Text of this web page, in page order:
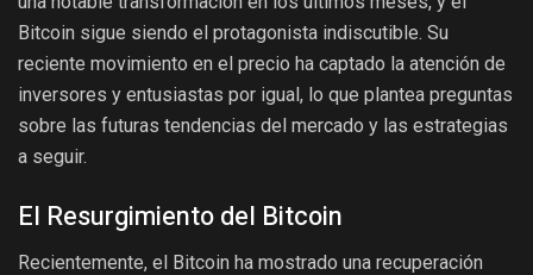
Bitcoin sigue siendo el protagonista indiscutible. Su
reciente movimiento en el precio ha captado la atención de
inversores y entusiastas por igual, lo que plantea preguntas
sobre las futuras tendencias del mercado y las estrategias
a seguir.
El Resurgimiento del Bitcoin
Recientemente, el Bitcoin ha mostrado una recuperación